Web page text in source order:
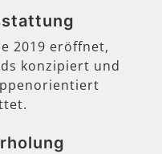
2019 eröffnet,
konzipiert und